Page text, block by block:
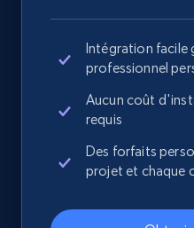
Home Depot US -
URL, Domain, Country
Sku, Product id,
and more.
Intégration facile
professionnel
Aucun coût
requis
Des forfaits
projet et chaque